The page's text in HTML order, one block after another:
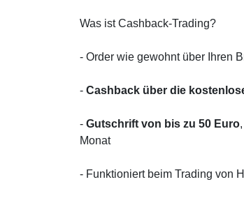
Was ist Cashback-Trading?
- Order wie gewohnt über Ihren
- Cashback über die
- Gutschrift von bis zu 50 Euro
Monat
- Funktioniert beim Trading von